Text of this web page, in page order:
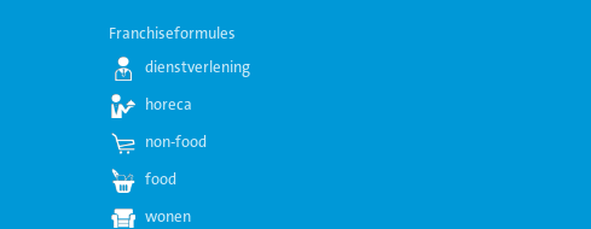
Franchiseformules
dienstverlening
horeca
non-food
food
wonen